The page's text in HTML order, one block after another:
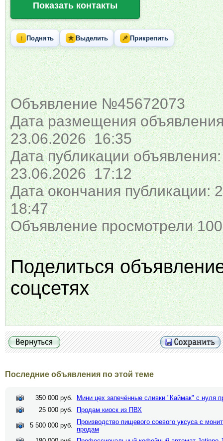
Показать контакты
↑ Поднять ★ Выделить 📌 Прикрепить
Объявление №45672073
Дата размещения
23.06.2026 16:35
Дата публикации объявления:
23.06.2026 17:12
Дата окончания публикации:
18:47
Объявление просмотрели
Поделиться
соцсетях
Последние объявления по этой теме
350 000 руб.
Мини цех запечённые сливки "Каймак" с нуля
25 000 руб.
Продам киоск из ПВХ
5 500 000 руб.
Производство пищевого соевого уксуса с
продам